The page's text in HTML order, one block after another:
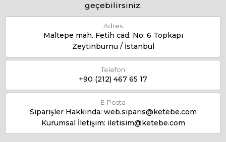
geçebilirsiniz.
Adres
Maltepe mah. Fetih cad. No: 6 Topkapı
Zeytinburnu / İstanbul
Telefon
+90 (212) 467 65 17
E-Posta
Siparişler Hakkında: web.siparis@ketebe.com
Kurumsal İletişim: iletisim@ketebe.com